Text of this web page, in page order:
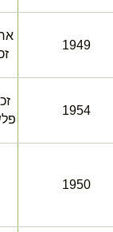
1949
1954
1950